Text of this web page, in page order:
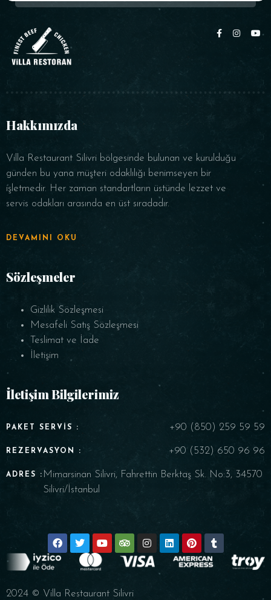
Hakkımızda
Villa Restaurant Silivri bölgesinde bulunan ve kurulduğu
günden bu yana müşteri odaklılığı benimseyen bir
işletmedir. Her zaman standartların üstünde lezzet ve
servis odakları arasında en üst sıradadır.
DEVAMINI OKU
Sözleşmeler
Gizlilik Sözleşmesi
Mesafeli Satış Sözleşmesi
Teslimat ve İade
İletişim
İletişim Bilgilerimiz
PAKET SERVIS : +90 (850) 259 59 59
REZERVASYON : +90 (532) 650 96 96
ADRES : Mimarsinan Silivri, Fahrettin Berktaş Sk. No:3, 34570
Silivri/İstanbul
2024 © Villa Restaurant Silivri